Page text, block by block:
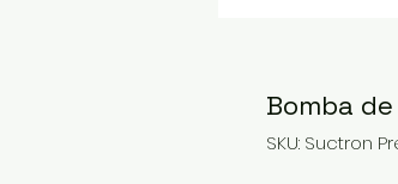
Bomba
SKU: Suctron